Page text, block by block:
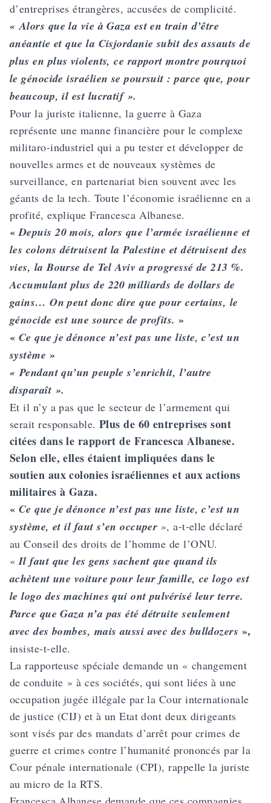
d’entreprises étrangères, accusées de complicité.
« Alors que la vie à Gaza est en train d’être
anéantie et que la Cisjordanie subit des assauts de
plus en plus violents, ce rapport montre pourquoi
le génocide israélien se poursuit : parce que, pour
beaucoup, il est lucratif ».
Pour la juriste italienne, la guerre à Gaza
représente une manne financière pour le complexe
militaro-industriel qui a pu tester et développer de
nouvelles armes et de nouveaux systèmes de
surveillance, en partenariat bien souvent avec les
géants de la tech. Toute l’économie israélienne en a
profité, explique Francesca Albanese.
«Depuis 20 mois, alors que l’armée israélienne et
les colons détruisent la Palestine et détruisent des
vies, la Bourse de Tel Aviv a progressé de 213 %.
Accumulant plus de 220 milliards de dollars de
gains… On peut donc dire que pour certains, le
génocide est une source de profits. »
« Ce que je dénonce n’est pas une liste, c’est un
système »
« Pendant qu’un peuple s’enrichit, l’autre
disparaît ».
Et il n’y a pas que le secteur de l’armement qui
serait responsable. Plus de 60 entreprises sont
citées dans le rapport de Francesca Albanese.
Selon elle, elles étaient impliquées dans le
soutien aux colonies israéliennes et aux actions
militaires à Gaza.
« Ce que je dénonce n’est pas une liste, c’est un
système, et il faut s’en occuper », a-t-elle déclaré
au Conseil des droits de l’homme de l’ONU.
«Il faut que les gens sachent que quand ils
achètent une voiture pour leur famille, ce logo est
le logo des machines qui ont pulvérisé leur terre.
Parce que Gaza n’a pas été détruite seulement
avec des bombes, mais aussi avec des bulldozers »,
insiste-t-elle.
La rapporteuse spéciale demande un « changement
de conduite » à ces sociétés, qui sont liées à une
occupation jugée illégale par la Cour internationale
de justice (CIJ) et à un Etat dont deux dirigeants
sont visés par des mandats d’arrêt pour crimes de
guerre et crimes contre l’humanité prononcés par la
Cour pénale internationale (CPI), rappelle la juriste
au micro de la RTS.